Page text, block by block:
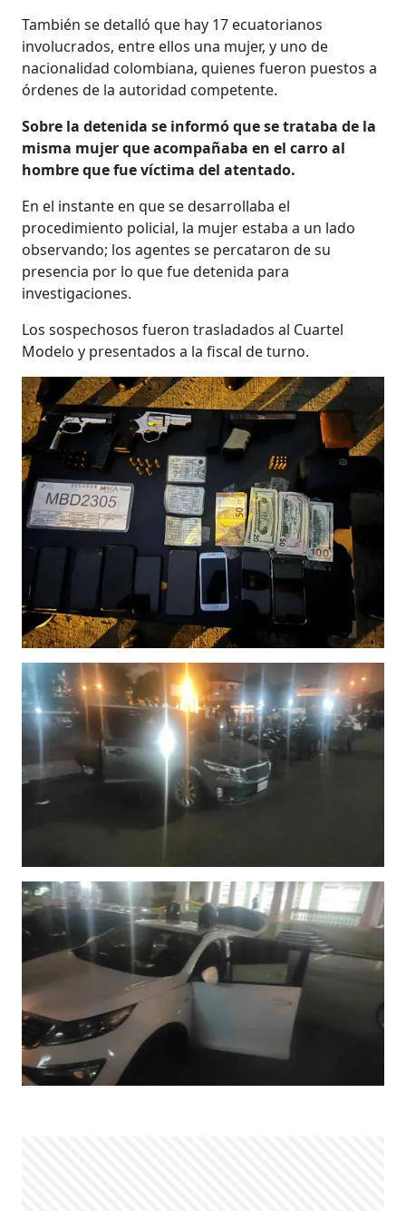
También se detalló que hay 17 ecuatorianos
involucrados, entre ellos una mujer, y uno de
nacionalidad colombiana, quienes fueron puestos a
órdenes de la autoridad competente.
Sobre la detenida se informó que se trataba de la
misma mujer que acompañaba en el carro al
hombre que fue víctima del atentado.
En el instante en que se desarrollaba el
procedimiento policial, la mujer estaba a un lado
observando; los agentes se percataron de su
presencia por lo que fue detenida para
investigaciones.
Los sospechosos fueron trasladados al Cuartel
Modelo y presentados a la fiscal de turno.